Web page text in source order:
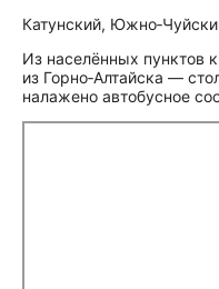
Катунский,
Из населённых пунктов
из Горно‑Алтайска —
налажено автобусное